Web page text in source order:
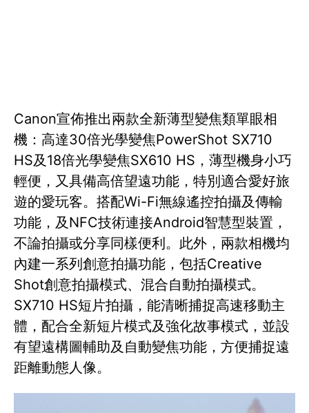
Canon宣佈推出兩款全新薄型變焦類單眼相
機：高達30倍光學變焦PowerShot SX710
HS及18倍光學變焦SX610 HS，薄型機身小巧
輕便，又具備高倍望遠功能，特別適合愛好旅
遊的愛玩客。搭配Wi-Fi無線遙控拍攝及傳輸
功能，及NFC技術連接Android智慧型裝置，
不論拍攝或分享同樣便利。此外，兩款相機均
內建一系列創意拍攝功能，包括Creative
Shot創意拍攝模式、混合自動拍攝模式。
SX710 HS短片拍攝，能清晰捕捉高速移動主
體，配合全新短片模式及強化故事模式，並設
有望遠構圖輔助及自動變焦功能，方便捕捉遠
距離動態人像。